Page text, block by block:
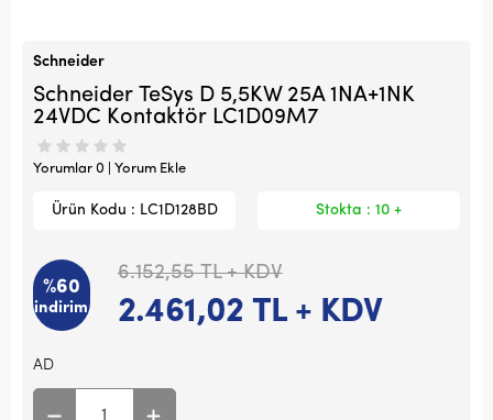
Schneider
Schneider TeSys D 5,5KW 25A 1NA+1NK
24VDC Kontaktör LC1D09M7
Yorumlar 0 | Yorum Ekle
Ürün Kodu : LC1D128BD Stokta : 10 +
%60
indirim
6.152,55TL + KDV
2.461,02 TL + KDV
AD